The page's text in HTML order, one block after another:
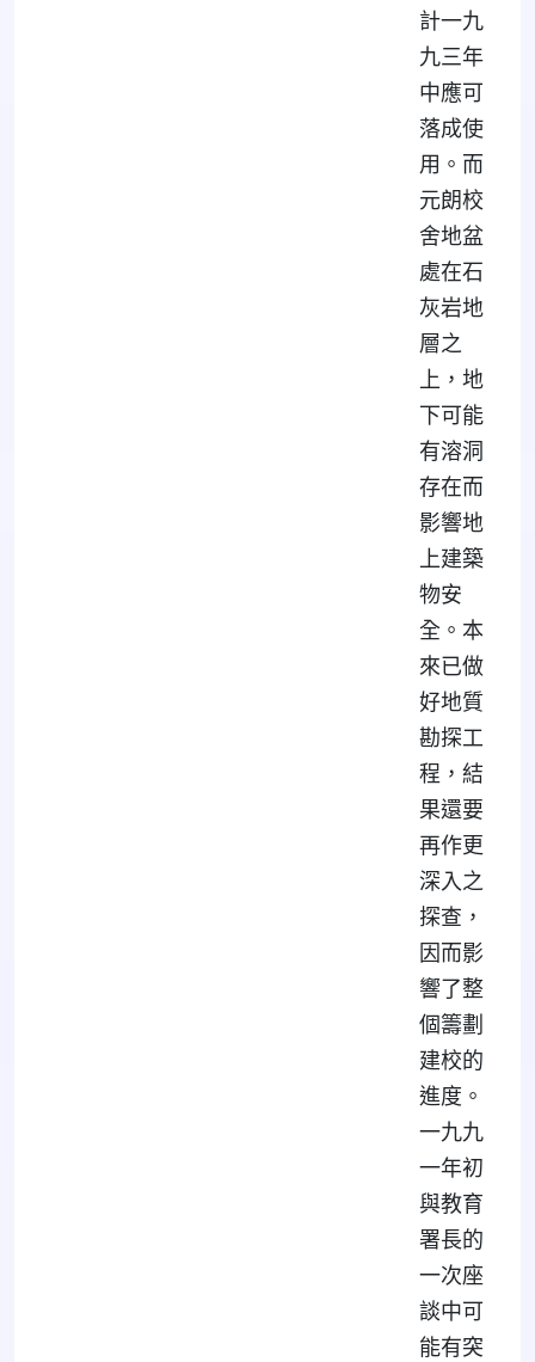
計一九
九三年
中應可
落成使
用。而
元朗校
舍地盆
處在石
灰岩地
層之
上，地
下可能
有溶洞
存在而
影響地
上建築
物安
全。本
來已做
好地質
勘探工
程，結
果還要
再作更
深入之
探查，
因而影
響了整
個籌劃
建校的
進度。
一九九
一年初
與教育
署長的
一次座
談中可
能有突